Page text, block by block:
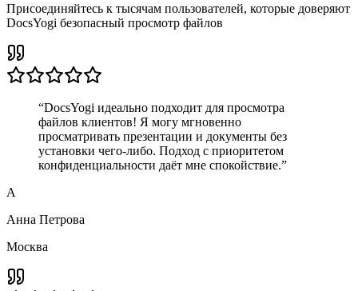
Присоединяйтесь к тысячам пользователей, которые доверяют
DocsYogi безопасный просмотр файлов
“DocsYogi идеально подходит для просмотра
файлов клиентов! Я могу мгновенно
просматривать презентации и документы без
установки чего-либо. Подход с приоритетом
конфиденциальности даёт мне спокойствие.”
А
Анна Петрова
Москва